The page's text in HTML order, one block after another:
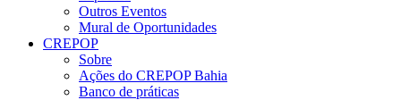
Outros Eventos
Mural de Oportunidades
CREPOP
Sobre
Ações do CREPOP Bahia
Banco de práticas